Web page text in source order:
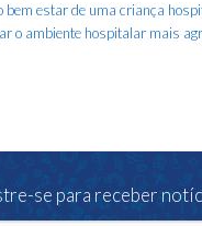
bem estar de uma criança
o ambiente hospitalar mais
se para receber